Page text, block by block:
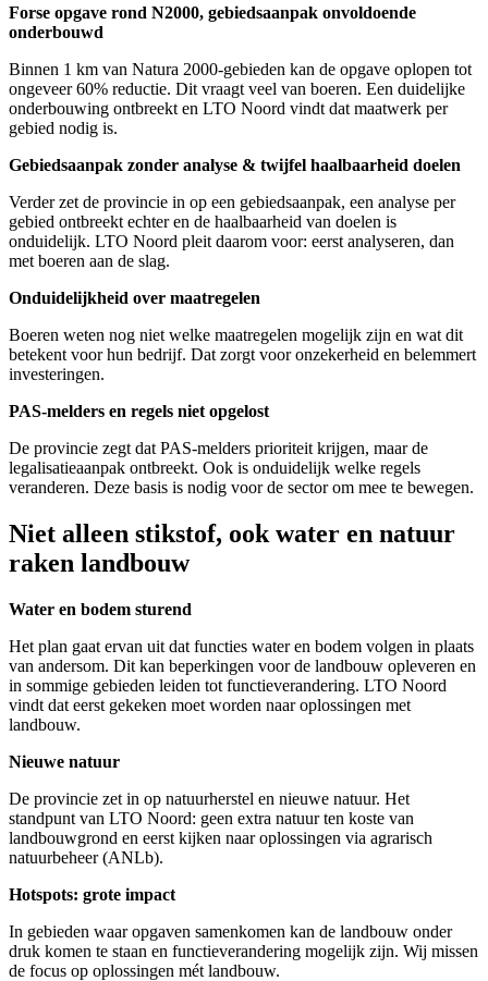
Forse opgave rond N2000, gebiedsaanpak onvoldoende
onderbouwd
Binnen 1 km van Natura 2000-gebieden kan de opgave oplopen tot
ongeveer 60% reductie. Dit vraagt veel van boeren. Een duidelijke
onderbouwing ontbreekt en LTO Noord vindt dat maatwerk per
gebied nodig is.
Gebiedsaanpak zonder analyse & twijfel haalbaarheid doelen
Verder zet de provincie in op een gebiedsaanpak, een analyse per
gebied ontbreekt echter en de haalbaarheid van doelen is
onduidelijk. LTO Noord pleit daarom voor: eerst analyseren, dan
met boeren aan de slag.
Onduidelijkheid over maatregelen
Boeren weten nog niet welke maatregelen mogelijk zijn en wat dit
betekent voor hun bedrijf. Dat zorgt voor onzekerheid en belemmert
investeringen.
PAS-melders en regels niet opgelost
De provincie zegt dat PAS-melders prioriteit krijgen, maar de
legalisatieaanpak ontbreekt. Ook is onduidelijk welke regels
veranderen. Deze basis is nodig voor de sector om mee te bewegen.
Niet alleen stikstof, ook water en natuur
raken landbouw
Water en bodem sturend
Het plan gaat ervan uit dat functies water en bodem volgen in plaats
van andersom. Dit kan beperkingen voor de landbouw opleveren en
in sommige gebieden leiden tot functieverandering. LTO Noord
vindt dat eerst gekeken moet worden naar oplossingen met
landbouw.
Nieuwe natuur
De provincie zet in op natuurherstel en nieuwe natuur. Het
standpunt van LTO Noord: geen extra natuur ten koste van
landbouwgrond en eerst kijken naar oplossingen via agrarisch
natuurbeheer (ANLb).
Hotspots: grote impact
In gebieden waar opgaven samenkomen kan de landbouw onder
druk komen te staan en functieverandering mogelijk zijn. Wij missen
de focus op oplossingen mét landbouw.